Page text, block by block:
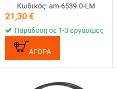
Κωδικός: am-6539.0-LM
21,30€
Παράδοση σε 1-3 εργάσιμες
ΑΓΟΡΑ